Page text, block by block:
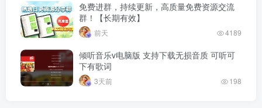
免费进群，持续更新，高质量免费资源交流
群！【长期有效】
前天 4189
倾听音乐v电脑版 支持下载无损音质 可听可
下有歌词
3天前 198